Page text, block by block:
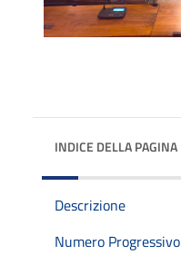
INDICE DELLA PAGINA
Descrizione
Numero Progressivo